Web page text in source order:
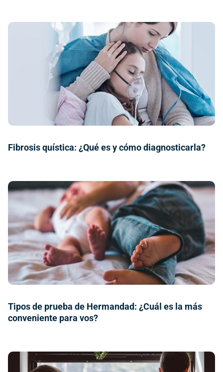
Fibrosis quística: ¿Qué es y cómo diagnosticarla?
Tipos de prueba de Hermandad: ¿Cuál es la más
conveniente para vos?